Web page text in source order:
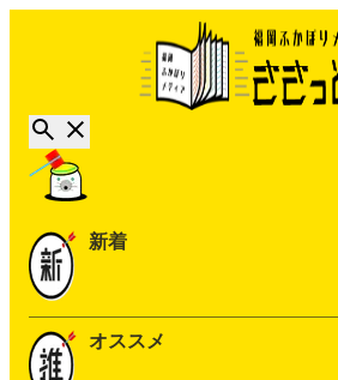
新着
オススメ